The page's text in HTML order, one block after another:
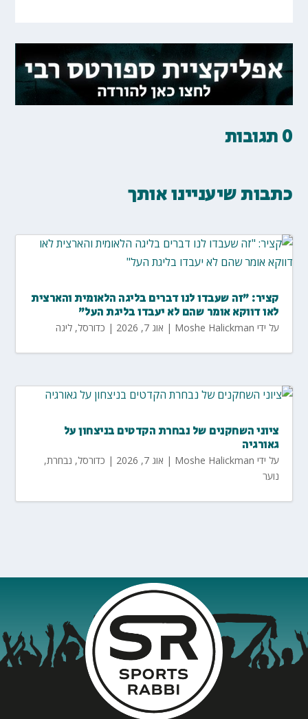
0 תגובות
כתבות שיעניינו אותך
קציר: "זה שעבדו לנו דברים בליגה הלאומית והארצית
לאו דווקא אומר שהם לא יעבדו בליגת העל"
על ידי Moshe Halickman
| אוג 7, 2026 | כדורסל,ליגה
ציוני השחקנים של נבחרת הקדטים בניצחון על
גאורגיה
על ידי Moshe Halickman
| אוג 7, 2026 | כדורסל, נבחרת,
נוער